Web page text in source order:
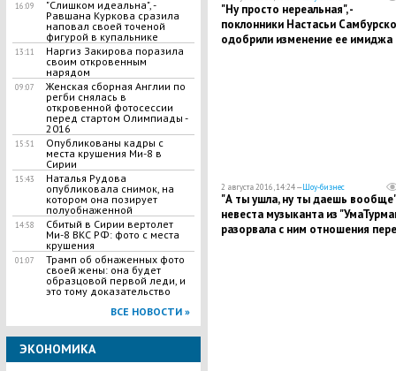
16:09
"Слишком идеальна", -
Равшана Куркова сразила
наповал своей точеной
фигурой в купальнике
13:11
Наргиз Закирова поразила
своим откровенным
нарядом
09:07
Женская сборная Англии по
регби снялась в
откровенной фотосессии
перед стартом Олимпиады -
2016
15:51
Опубликованы кадры с
места крушения Ми-8 в
Сирии
15:43
Наталья Рудова
опубликовала снимок, на
котором она позирует
полуобнаженной
14:58
Сбитый в Сирии вертолет
Ми-8 ВКС РФ: фото с места
крушения
01:07
Трамп об обнаженных фото
своей жены: она будет
образцовой первой леди, и
это тому доказательство
ВСЕ НОВОСТИ »
ЭКОНОМИКА
"Ну просто нереальная", -
поклонники Настасьи
одобрили изменение ее имиджа
2 августа 2016, 14:24 —Шоу-бизнес
"А ты ушла, ну ты даешь
невеста музыканта из
разорвала с ним отношения